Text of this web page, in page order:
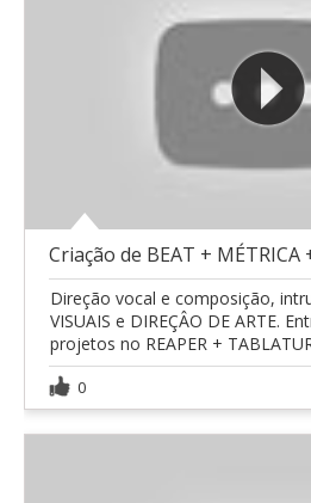
Criação de BEAT + MÉTRICA
Direção vocal e composição,
VISUAIS e DIREÇÂO DE ARTE.
projetos no REAPER +
0